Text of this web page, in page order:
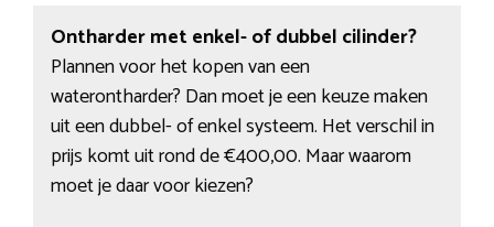
Ontharder met enkel- of dubbel cilinder?
Plannen voor het kopen van een
waterontharder? Dan moet je een keuze maken
uit een dubbel- of enkel systeem. Het verschil in
prijs komt uit rond de €400,00. Maar waarom
moet je daar voor kiezen?